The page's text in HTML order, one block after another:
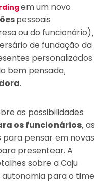
em um novo
pessoais
ou do funcionário),
de fundação da
personalizados
bem pensada,
.
as possibilidades
os funcionários, as
pensar em novas
presentear. A
sobre a Caju
para o time